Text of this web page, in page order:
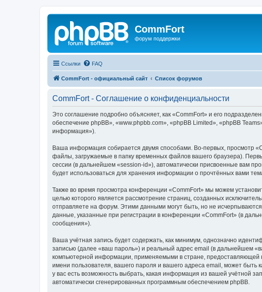
CommFort
форум поддержки
Ссылки FAQ
CommFort - официальный сайт Список форумов
CommFort - Соглашение о конфиденциальности
Это соглашение подробно объясняет, как «CommFort» и его
обеспечение phpBB», «www.phpbb.com», «phpBB Limited», «phpBB
информация»).
Ваша информация собирается двумя способами. Во-первых, просмотр
файлы, загружаемые в папку временных файлов вашего браузера).
сессии (в дальнейшем «session-id»), автоматически присвоенные вам
будет использоваться для хранения информации о прочтённых вами
Также во время просмотра конференции «CommFort» мы можем
целью которого является рассмотрение страниц, созданных
отправляете на форум. Этими данными могут быть, но не
данные, указанные при регистрации в конференции «CommFort» (в
сообщения»).
Ваша учётная запись будет содержать, как минимум, однозначно
записью (далее «ваш пароль») и реальный адрес email (в дальнейшем
компьютерной информации, применяемыми в стране, предоставляющей
имени пользователя, вашего пароля и вашего адреса email, может быть
у вас есть возможность выбрать, какая информация из вашей учётной
автоматически сгенерированных программным обеспечением phpBB.